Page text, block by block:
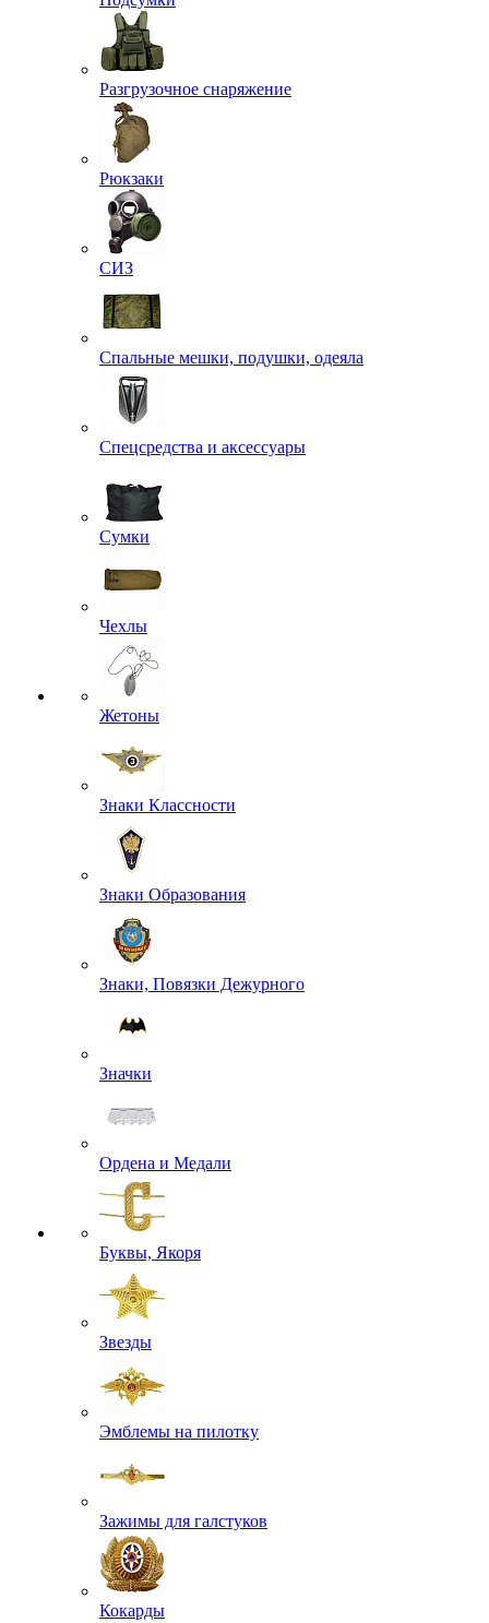
Разгрузочное снаряжение
Рюкзаки
СИЗ
Спальные мешки, подушки, одеяла
Спецсредства и аксессуары
Сумки
Чехлы
Жетоны
Знаки Классности
Знаки Образования
Знаки, Повязки Дежурного
Значки
Ордена и Медали
Буквы, Якоря
Звезды
Эмблемы на пилотку
Зажимы для галстуков
Кокарды